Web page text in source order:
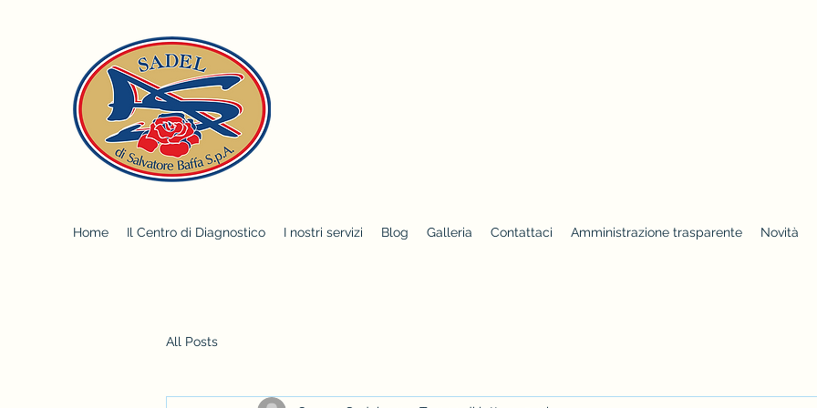
Home Il Centro di Diagnostico I nostri servizi Blog Galleria Contattaci Amministrazione trasparente Novità
All Posts